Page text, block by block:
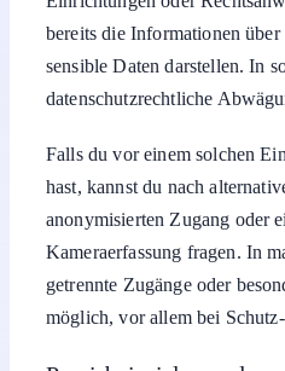
bereits die Informationen über
hast, kannst du nach
anonymisierten Zugang oder
Kameraerfassung fragen. In
getrennte Zugänge oder
möglich, vor allem bei Schutz-